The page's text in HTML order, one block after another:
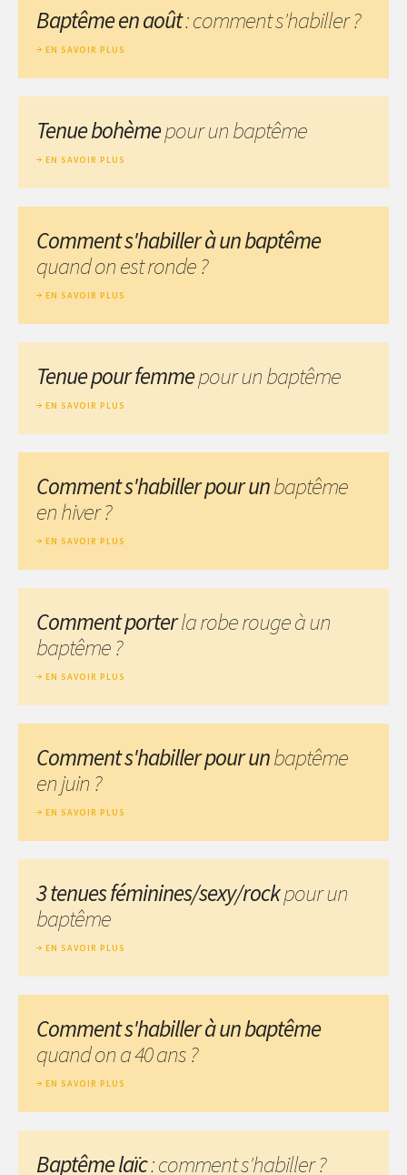
Baptême en août: comment s'habiller ?
EN SAVOIR PLUS
Tenue bohèmepour un baptême
EN SAVOIR PLUS
Comment s'habiller à un baptême
quand on est ronde ?
EN SAVOIR PLUS
Tenue pour femmepour un baptême
EN SAVOIR PLUS
Comment s'habiller pour unbaptême
en hiver ?
EN SAVOIR PLUS
Comment porterla robe rouge à un
baptême ?
EN SAVOIR PLUS
Comment s'habiller pour unbaptême
en juin ?
EN SAVOIR PLUS
3 tenues féminines/sexy/rockpour un
baptême
EN SAVOIR PLUS
Comment s'habiller à un baptême
quand on a 40 ans ?
EN SAVOIR PLUS
Baptême laïc: comment s'habiller ?